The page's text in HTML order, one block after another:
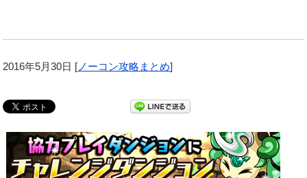
2016年5月30日 [ ノーコン攻略まとめ]